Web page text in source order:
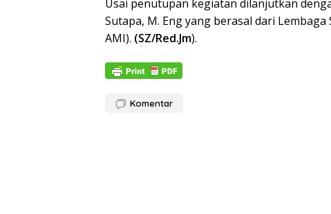
Usai penutupan kegiatan dilanjutkan
Sutapa, M. Eng yang berasal dari
AMI). (SZ/Red.Jm).
Komentar